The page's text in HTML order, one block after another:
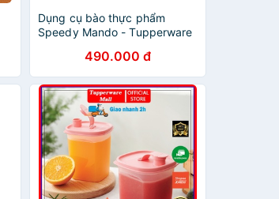
Dụng cụ bào thực phẩm
Speedy Mando - Tupperware
490.000 đ